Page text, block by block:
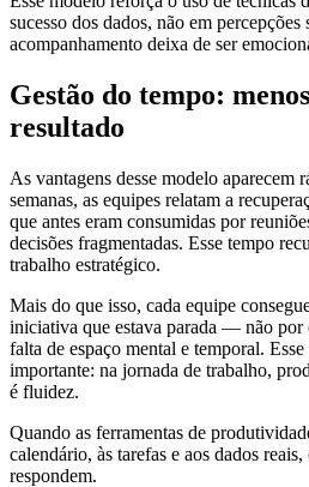
sucesso dos dados, não em percepções
acompanhamento deixa de ser
Gestão do tempo:
resultado
As vantagens desse modelo aparecem
semanas, as equipes relatam a
que antes eram consumidas por
decisões fragmentadas. Esse tempo
trabalho estratégico.
Mais do que isso, cada equipe
iniciativa que estava parada — não por
falta de espaço mental e temporal.
importante: na jornada de trabalho,
é fluidez.
Quando as ferramentas de
calendário, às tarefas e aos dados
respondem.